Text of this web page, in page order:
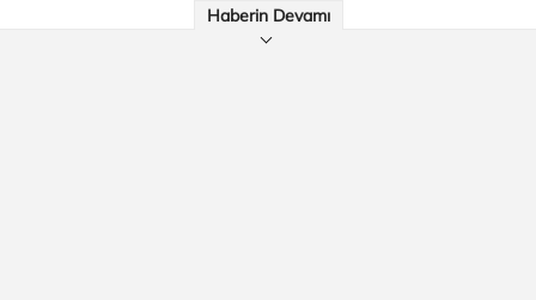
Haberin Devamı